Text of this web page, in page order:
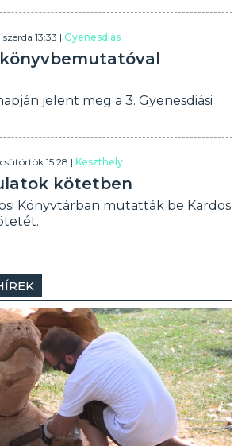
szerda 13:33 |Gyenesdiás
jelent meg a 3. Gyenesdiási
15:28 |Keszthely
kötetben
Könyvtárban mutatták be Kardos